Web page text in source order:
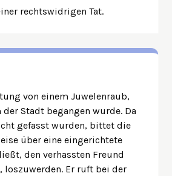
rechtswidrigen Tat.
von einem Juwelenraub,
Stadt begangen wurde. Da
gefasst wurden, bittet die
über eine eingerichtete
den verhassten Freund
loszuwerden. Er ruft bei der